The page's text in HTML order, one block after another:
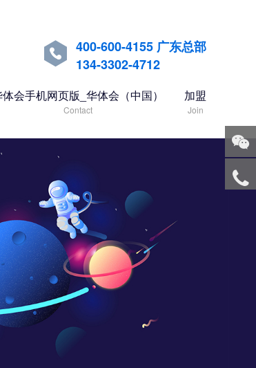

400-600-4155 广东总部
134-3302-4712
会手机网页版_华体会（中国）
Contact
加盟
Join
微信